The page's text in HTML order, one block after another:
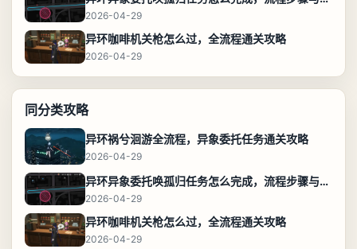
2026-04-29
异环咖啡机关枪怎么过，全流程通关攻略
2026-04-29
同分类攻略
异环祸兮洄游全流程，异象委托任务通关攻略
2026-04-29
异环异象委托唤孤归任务怎么完成，流程步骤与位置攻略
2026-04-29
异环咖啡机关枪怎么过，全流程通关攻略
2026-04-29